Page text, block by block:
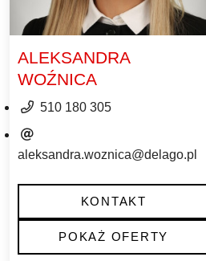
ALEKSANDRA
WOŹNICA
510 180 305
aleksandra.woznica@delago.pl
KONTAKT
POKAŻ OFERTY